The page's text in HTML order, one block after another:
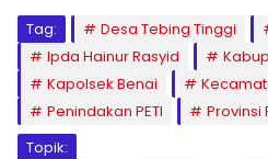
Tag: Desa Tebing Tinggi
Ipda Hainur Rasyid
Kapolsek Benai
Penindakan PETI
Provinsi
Topik: